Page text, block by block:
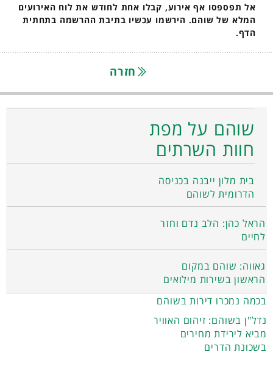
אל תפספסו אף אירוע, קבלו אחת לחודש את לוח האירועים
המלא של שוהם. הירשמו עכשיו בתיבת ההרשמה בתחתית
הדף.
חזרה
שוהם על מפת
חוות השרתים
בית מלון ייבנה בכניסה
הדרומית לשוהם
הראל כהן: הלב נדם וחזר
לחיים
גאווה: שוהם במקום
הראשון בשירות מילואים
בכמה נמכרו דירות בשוהם
נדל"ן בשוהם: זיהום האוויר
מביא לירידת מחירים
בשכונת הדרים